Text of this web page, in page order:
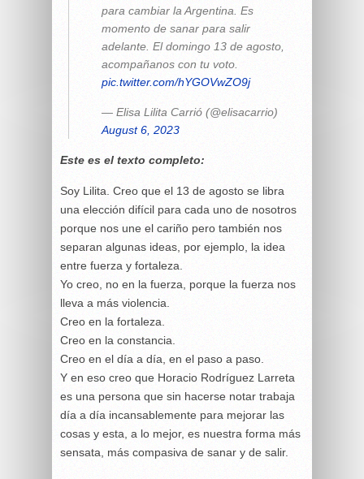
para cambiar la Argentina. Es
momento de sanar para salir
adelante. El domingo 13 de agosto,
acompañanos con tu voto.
pic.twitter.com/hYGOVwZO9j
— Elisa Lilita Carrió (@elisacarrio)
August 6, 2023
Este es el texto completo:
Soy Lilita. Creo que el 13 de agosto se libra
una elección difícil para cada uno de nosotros
porque nos une el cariño pero también nos
separan algunas ideas, por ejemplo, la idea
entre fuerza y fortaleza.
Yo creo, no en la fuerza, porque la fuerza nos
lleva a más violencia.
Creo en la fortaleza.
Creo en la constancia.
Creo en el día a día, en el paso a paso.
Y en eso creo que Horacio Rodríguez Larreta
es una persona que sin hacerse notar trabaja
día a día incansablemente para mejorar las
cosas y esta, a lo mejor, es nuestra forma más
sensata, más compasiva de sanar y de salir.